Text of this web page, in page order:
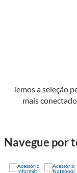
Temos a seleção
mais
eletrônicos,
projetados para
e mouses de alta
Convidamos você
Navegue por